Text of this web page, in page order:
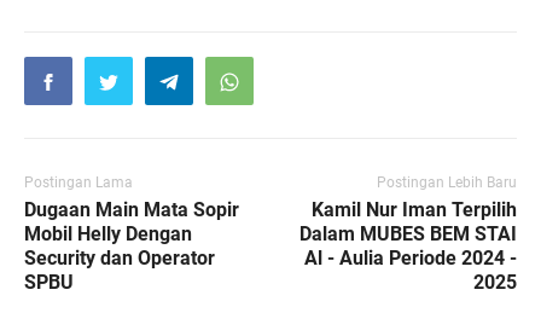
Postingan Lama
Dugaan Main Mata Sopir
Mobil Helly Dengan
Security dan Operator
SPBU
Postingan Lebih Baru
Kamil Nur Iman Terpilih
Dalam MUBES BEM STAI
Al - Aulia Periode 2024 -
2025